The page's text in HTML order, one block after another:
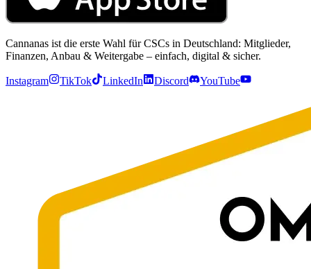
Cannanas ist die erste Wahl für CSCs in Deutschland: Mitglieder,
Finanzen, Anbau & Weitergabe – einfach, digital & sicher.
Instagram TikTok LinkedIn Discord YouTube